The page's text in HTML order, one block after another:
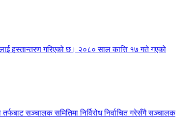
हस्तान्तरण गरिएको छ। २०८० साल कात्ति १७ गते गएको
सञ्चालक समितिमा निर्विरोध निर्वाचित गरेसँगै सञ्चालक